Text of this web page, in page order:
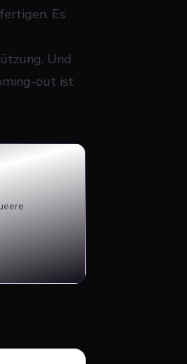
Es
Und
out ist